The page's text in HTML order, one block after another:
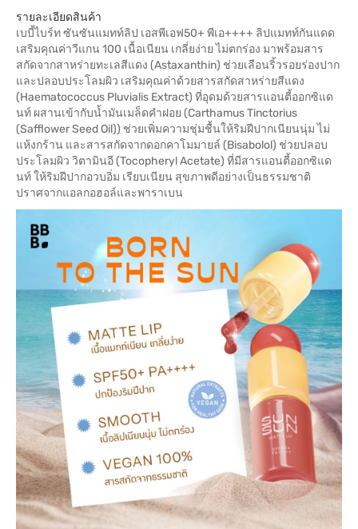
รายละเอียดสินค้า
เบบี้ไบร์ท ซันซันแมทท์ลิป เอสพีเอฟ50+ พีเอ++++ ลิปแมทท์กันแดด
เสริมคุณค่าวีแกน 100 เนื้อเนียน เกลี่ยง่าย ไม่ตกร่อง มาพร้อมสาร
สกัดจากสาหร่ายทะเลสีแดง (Astaxanthin) ช่วยเลือนริ้วรอยร่องปาก
และปลอบประโลมผิว เสริมคุณค่าด้วยสารสกัดสาหร่ายสีแดง
(Haematococcus Pluvialis Extract) ที่อุดมด้วยสารแอนตี้ออกซิแด
นท์ ผสานเข้ากับน้ำมันเมล็ดคำฝอย (Carthamus Tinctorius
(Safflower Seed Oil)) ช่วยเพิ่มความชุ่มชื้นให้ริมฝีปากเนียนนุ่ม ไม่
แห้งกร้าน และสารสกัดจากดอกคาโมมายล์ (Bisabolol) ช่วยปลอบ
ประโลมผิว วิตามินอี (Tocopheryl Acetate) ที่มีสารแอนตี้ออกซิแด
นท์ ให้ริมฝีปากอวบอิ่ม เรียบเนียน สุขภาพดีอย่างเป็นธรรมชาติ
ปราศจากแอลกอฮอล์และพาราเบน